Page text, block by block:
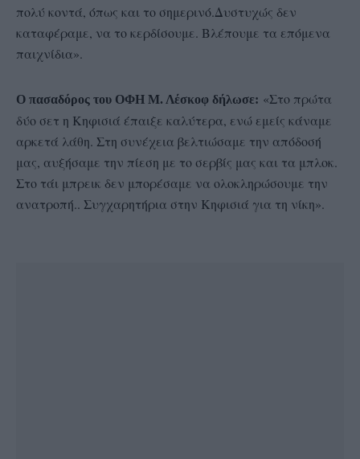
πολύ κοντά, όπως και το σημερινό.Δυστυχώς δεν
καταφέραμε, να το κερδίσουμε. Βλέπουμε τα επόμενα
παιχνίδια».
Ο πασαδόρος του ΟΦΗ Μ. Λέσκοφ δήλωσε: «Στο πρώτα
δύο σετ η Κηφισιά έπαιξε καλύτερα, ενώ εμείς κάναμε
αρκετά λάθη. Στη συνέχεια βελτιώσαμε την απόδοσή
μας, αυξήσαμε την πίεση με το σερβίς μας και τα μπλοκ.
Στο τάι μπρεικ δεν μπορέσαμε να ολοκληρώσουμε την
ανατροπή.. Συγχαρητήρια στην Κηφισιά για τη νίκη».